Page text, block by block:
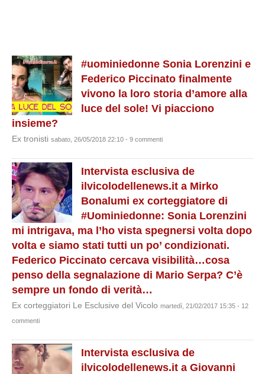
#uominiedonne Sonia Lorenzini e
Federico Piccinato finalmente
vivono la loro storia d’amore alla
luce del sole! Vi piacciono
insieme?
Ex tronisti sabato, 26/05/2018 22:10 - 9 commenti
Intervista esclusiva de
ilvicolodellenews.it a Mirko
Bonalumi ex corteggiatore di
#Uominiedonne: Sonia Lorenzini
mi intrigava, ma l’ho vista spegnersi volta dopo
volta e siamo stati tutti un po’ condizionati.
Federico Piccinato cercava visibilità…cosa
penso della segnalazione di Mario Serpa? C’è
sempre un fondo di verità…
Ex corteggiatori Le Esclusive del Vicolo martedì, 21/02/2017 15:35 - 12
commenti
Intervista esclusiva de
ilvicolodellenews.it a Giovanni